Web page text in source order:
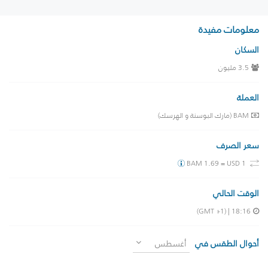
معلومات مفيدة
السكان
3.5 مليون
العملة
BAM (مارك البوسنة و الهرسك)
سعر الصرف
BAM 1.69 = USD 1
الوقت الحالي
18:16
| (GMT +1)
أحوال الطقس في أغسطس